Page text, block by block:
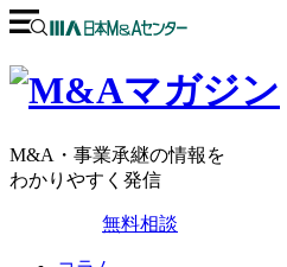
M&A・事業承継の情報を
わかりやすく発信
無料相談